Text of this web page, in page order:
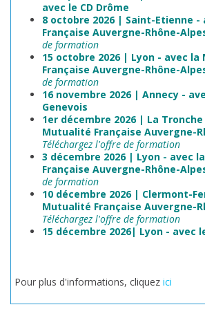
avec le CD Drôme
8 octobre 2026 | Saint-Etienne -
Française Auvergne-Rhône-
de formation
15 octobre 2026 | Lyon - avec la
Française Auvergne-Rhône-
de formation
16 novembre 2026 | Annecy -
Genevois
1er décembre 2026 | La Tronche
Mutualité Française Auvergne-
Téléchargez l'offre de formation
3 décembre 2026 | Lyon - avec
Française Auvergne-Rhône-
de formation
10 décembre 2026 | Clermont-
Mutualité Française Auvergne-
Téléchargez l'offre de formation
15 décembre 2026| Lyon - avec
Pour plus d'informations, cliquez ici